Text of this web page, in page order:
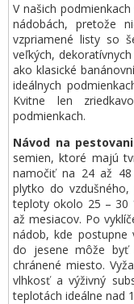
V našich
nádobách, pretože
vzpriamené listy so
veľkých,
ako klasické
ideálnych
Kvitne len
podmienkach.
Návod na
semien, ktoré majú
namočiť na 24 až
plytko do
teploty okolo 25 – 30
až mesiacov. Po
nádob, kde postupne
do jesene môže byť
chránené miesto.
vlhkosť a výživný
teplotách ideálne nad